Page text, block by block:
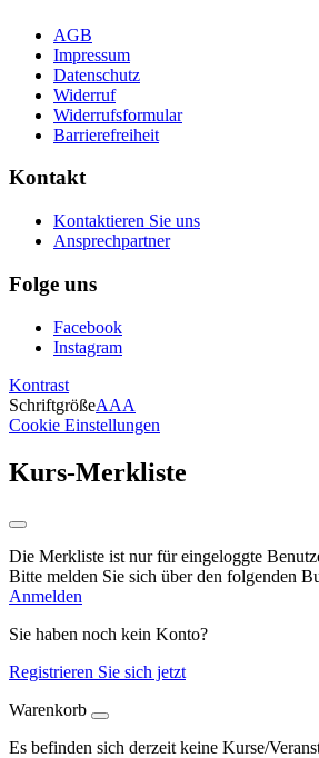
AGB
Impressum
Datenschutz
Widerruf
Widerrufsformular
Barrierefreiheit
Kontakt
Kontaktieren Sie uns
Ansprechpartner
Folge uns
Facebook
Instagram
Kontrast
SchriftgrößeAAA
Cookie Einstellungen
Kurs-Merkliste
Die Merkliste ist nur für eingeloggte
Bitte melden Sie sich über den folgenden
Anmelden
Sie haben noch kein Konto?
Registrieren Sie sich jetzt
Warenkorb
Es befinden sich derzeit keine Kurse/